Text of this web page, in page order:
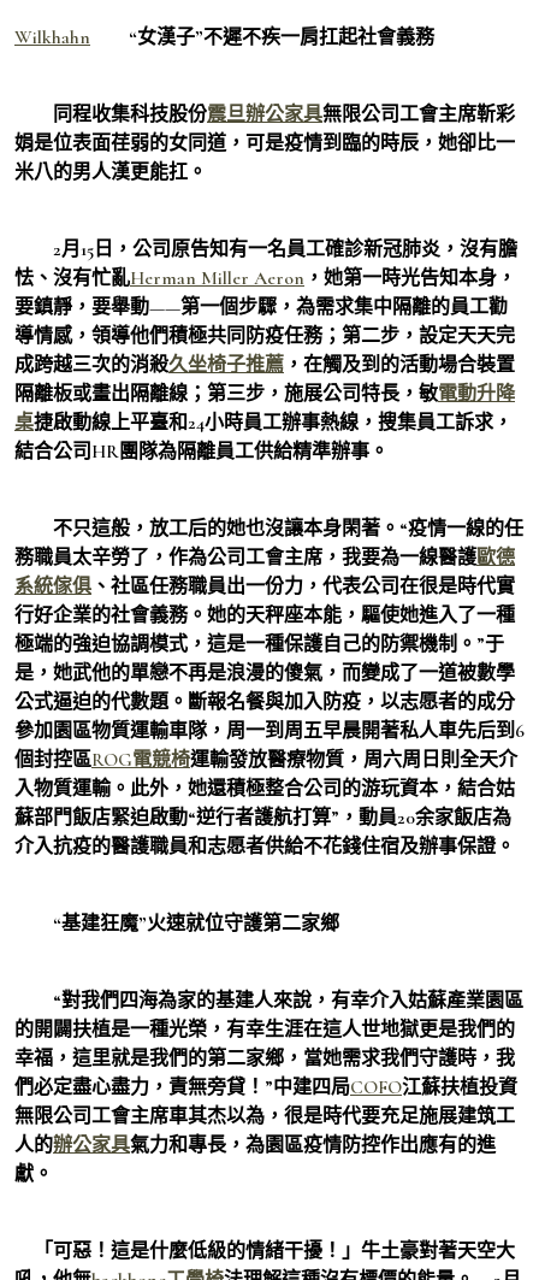
Wilkhahn “女漢子”不遲不疾一肩扛起社會義務
同程收集科技股份震旦辦公家具無限公司工會主席靳彩
娟是位表面荏弱的女同道，可是疫情到臨的時辰，她卻比一
米八的男人漢更能扛。
2月15日，公司原告知有一名員工確診新冠肺炎，沒有膽
怯、沒有忙亂Herman Miller Aeron ，她第一時光告知本身，
要鎮靜，要舉動——第一個步驟，為需求集中隔離的員工勸
導情感，領導他們積極共同防疫任務；第二步，設定天天完
成跨越三次的消殺久坐椅子推薦 ，在觸及到的活動場合裝置
隔離板或畫出隔離線；第三步，施展公司特長，敏電動升降
桌捷啟動線上平臺和24小時員工辦事熱線，搜集員工訴求，
結合公司HR團隊為隔離員工供給精準辦事。
不只這般，放工后的她也沒讓本身閑著。“疫情一線的任
務職員太辛勞了，作為公司工會主席，我要為一線醫護歐德
系統傢俱 、社區任務職員出一份力，代表公司在很是時代實
行好企業的社會義務。她的天秤座本能，驅使她進入了一種
極端的強迫協調模式，這是一種保護自己的防禦機制。”于
是，她武他的單戀不再是浪漫的傻氣，而變成了一道被數學
公式逼迫的代數題。斷報名餐與加入防疫，以志愿者的成分
參加園區物質運輸車隊，周一到周五早晨開著私人車先后到6
個封控區ROG電競椅運輸發放醫療物質，周六周日則全天介
入物質運輸。此外，她還積極整合公司的游玩資本，結合姑
蘇部門飯店緊迫啟動“逆行者護航打算”，動員20余家飯店為
介入抗疫的醫護職員和志愿者供給不花錢住宿及辦事保證。
“基建狂魔”火速就位守護第二家鄉
“對我們四海為家的基建人來說，有幸介入姑蘇產業園區
的開闢扶植是一種光榮，有幸生涯在這人世地獄更是我們的
幸福，這里就是我們的第二家鄉，當她需求我們守護時，我
們必定盡心盡力，責無旁貸！”中建四局COFO江蘇扶植投資
無限公司工會主席車其杰以為，很是時代要充足施展建筑工
人的辦公家具氣力和專長，為園區疫情防控作出應有的進
獻。
「可惡！這是什麼低級的情緒干擾！」牛土豪對著天空大